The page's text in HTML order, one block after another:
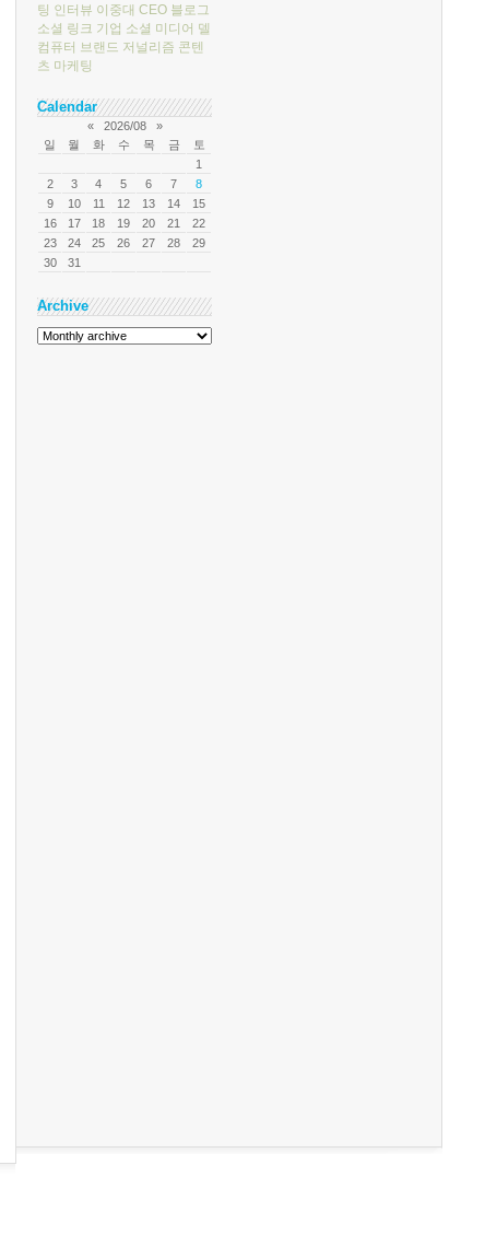
팅 인터뷰 이중대 CEO 블로그
소셜 링크 기업 소셜 미디어 델
컴퓨터 브랜드 저널리즘 콘텐
츠 마케팅
Calendar
« 2026/08
»
일
월 화 수 목 금
토
1
2
3 4 5 6 7
8
9
10 11 12 13 14
15
16
17 18 19 20 21
22
23
24 25 26 27 28
29
30
31
Archive